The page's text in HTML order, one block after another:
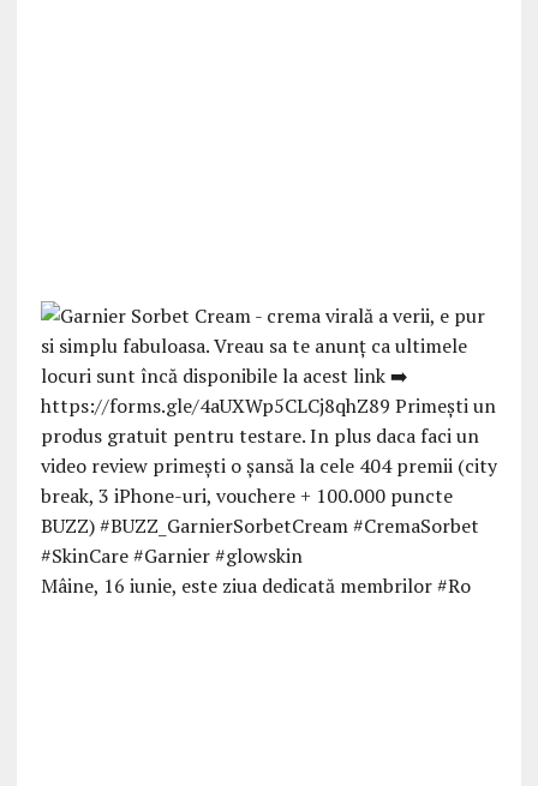
Mâine, 16 iunie, este ziua dedicată membrilor #Ro